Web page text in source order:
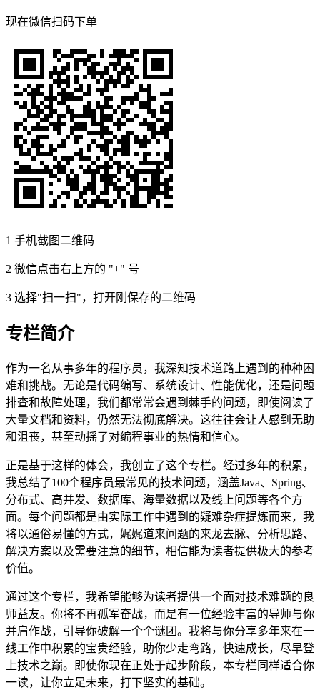
现在微信扫码下单
1 手机截图二维码
2 微信点击右上方的 "+" 号
3 选择"扫一扫"，打开刚保存的二维码
专栏简介
作为一名从事多年的程序员，我深知技术道路上遇到的种种困
难和挑战。无论是代码编写、系统设计、性能优化，还是问题
排查和故障处理，我们都常常会遇到棘手的问题，即使阅读了
大量文档和资料，仍然无法彻底解决。这往往会让人感到无助
和沮丧，甚至动摇了对编程事业的热情和信心。
正是基于这样的体会，我创立了这个专栏。经过多年的积累，
我总结了100个程序员最常见的技术问题，涵盖Java、Spring、
分布式、高并发、数据库、海量数据以及线上问题等各个方
面。每个问题都是由实际工作中遇到的疑难杂症提炼而来，我
将以通俗易懂的方式，娓娓道来问题的来龙去脉、分析思路、
解决方案以及需要注意的细节，相信能为读者提供极大的参考
价值。
通过这个专栏，我希望能够为读者提供一个面对技术难题的良
师益友。你将不再孤军奋战，而是有一位经验丰富的导师与你
并肩作战，引导你破解一个个谜团。我将与你分享多年来在一
线工作中积累的宝贵经验，助你少走弯路，快速成长，尽早登
上技术之巅。即使你现在正处于起步阶段，本专栏同样适合你
一读，让你立足未来，打下坚实的基础。